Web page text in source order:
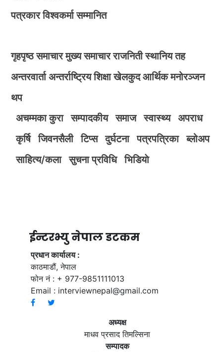
पत्रकार विश्वकर्मा सम्मानित
गृहपृष्ठ समाचार मुख्य समाचार राजनिती स्थानिय तह
अन्तरवार्ता अन्तर्राष्ट्रिय शिक्षा खेलकुद आर्थिक मनोरञ्जन
थप
अचम्मका कुरा
सम्पादकीय समाज स्वास्थ्य
अपराध
कृर्षि
जिवनसैली टिप्स दुर्घटना पत्रपत्रिका
ब्लोअप
साहित्य/कला
सुचना प्रविधि भिडियाे
ईन्टरभ्यु नेपाल डटकम
प्रधान कार्यालय :
काठमाडौं, नेपाल
फोन नं : + 977-9851111013
Email : interviewnepal@gmail.com
अध्यक्ष
माधव प्रसाद तिमल्सिना
सम्पादक